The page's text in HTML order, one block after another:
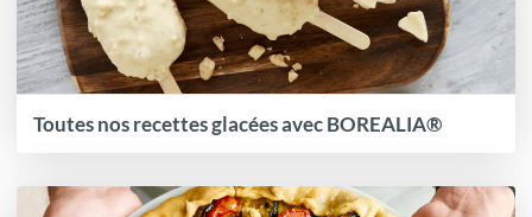
Toutes nos recettes glacées avec BOREALIA®